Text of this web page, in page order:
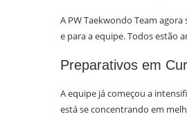
A PW Taekwondo Team
e para a equipe. Todos estão
Preparativos em
A equipe já começou a
está se concentrando em